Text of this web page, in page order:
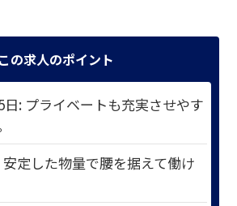
この求人のポイント
日: プライベートも充実させやす
定した物量で腰を据えて働け